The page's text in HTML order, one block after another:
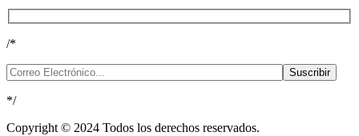
/*
*/
Copyright © 2024 Todos los derechos reservados.